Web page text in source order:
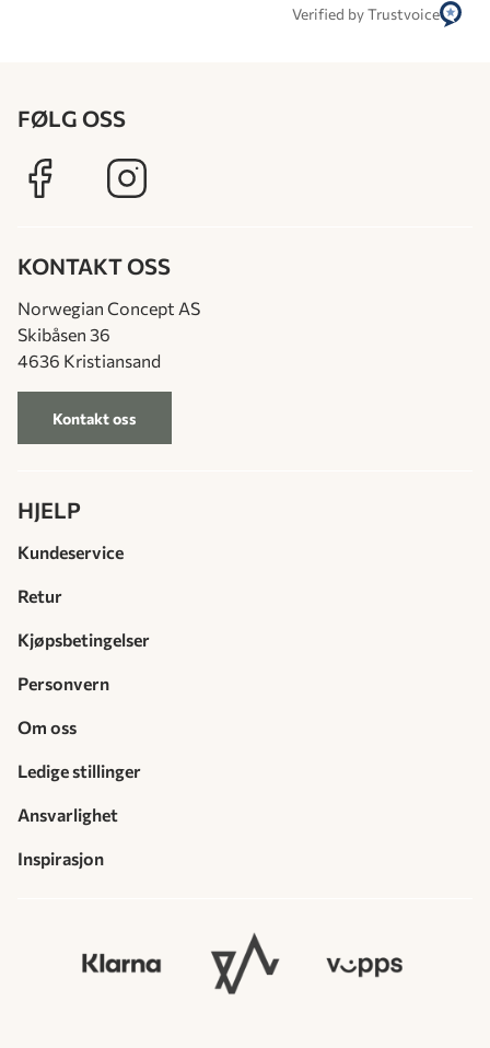
Verified by Trustvoice
FØLG OSS
KONTAKT OSS
Norwegian Concept AS
Skibåsen 36
4636 Kristiansand
Kontakt oss
HJELP
Kundeservice
Retur
Kjøpsbetingelser
Personvern
Om oss
Ledige stillinger
Ansvarlighet
Inspirasjon